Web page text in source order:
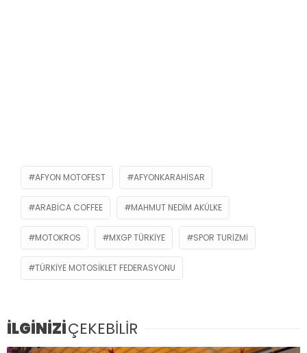
AFYON MOTOFEST AFYONKARAHISAR
ARABICA COFFEE MAHMUT NEDIM AKÜLKE
MOTOKROS MXGP TÜRKIYE SPOR TURIZMI
TÜRKIYE MOTOSIKLET FEDERASYONU
İLGİNİZİÇEKEBİLİR